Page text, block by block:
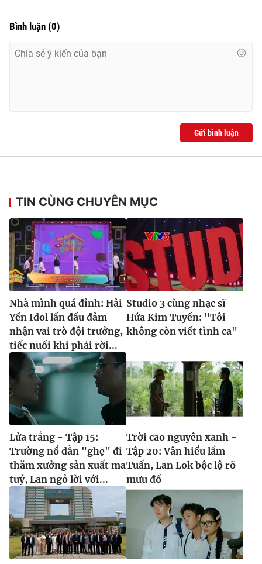
Bình luận (0)
Gửi bình luận
TIN CÙNG CHUYÊN MỤC
Nhà mình quá đỉnh: Hải
Yến Idol lần đầu đảm
nhận vai trò đội trưởng,
tiếc nuối khi phải rời...
Studio 3 cùng nhạc sĩ
Hứa Kim Tuyền: "Tôi
không còn viết tình ca"
Lửa trắng - Tập 15:
Trường nổ dẫn "ghẹ" đi
thăm xưởng sản xuất ma
tuý, Lan ngỏ lời với...
Trời cao nguyên xanh -
Tập 20: Vân hiểu lầm
Tuấn, Lan Lok bộc lộ rõ
mưu đồ